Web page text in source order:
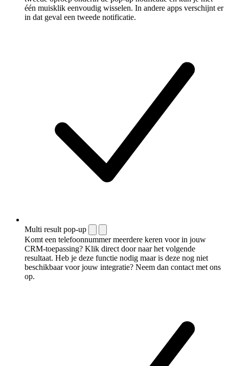
één muisklik eenvoudig wisselen. In andere apps verschijnt er
in dat geval een tweede notificatie.
Multi result pop-up
Komt een telefoonnummer meerdere keren voor in jouw
CRM-toepassing? Klik direct door naar het volgende
resultaat. Heb je deze functie nodig maar is deze nog niet
beschikbaar voor jouw integratie? Neem dan contact met ons
op.